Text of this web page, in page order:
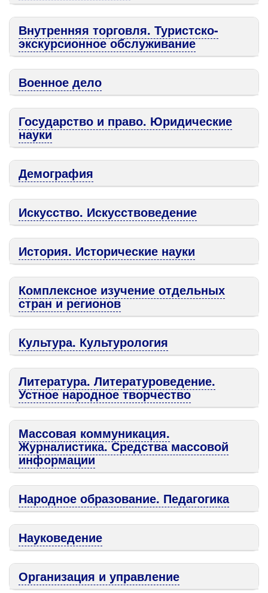
Внутренняя торговля. Туристско-
экскурсионное обслуживание
Военное дело
Государство и право. Юридические
науки
Демография
Искусство. Искусствоведение
История. Исторические науки
Комплексное изучение отдельных
стран и регионов
Культура. Культурология
Литература. Литературоведение.
Устное народное творчество
Массовая коммуникация.
Журналистика. Средства массовой
информации
Народное образование. Педагогика
Науковедение
Организация и управление